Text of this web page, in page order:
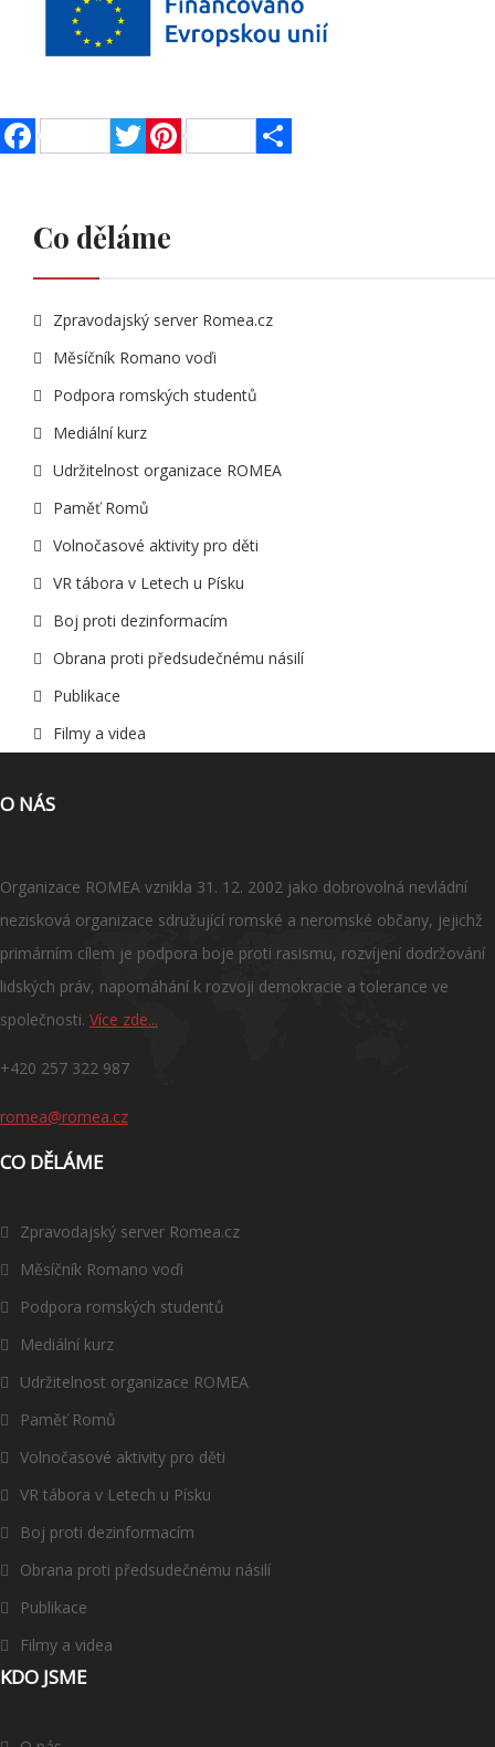
Co děláme
Zpravodajský server Romea.cz
Měsíčník Romano voďi
Podpora romských studentů
Mediální kurz
Udržitelnost organizace ROMEA
Paměť Romů
Volnočasové aktivity pro děti
VR tábora v Letech u Písku
Boj proti dezinformacím
Obrana proti předsudečnému násilí
Publikace
Filmy a videa
O NÁS
Organizace ROMEA vznikla 31. 12. 2002 jako dobrovolná nevládní
nezisková organizace sdružující romské a neromské občany, jejichž
primárním cílem je podpora boje proti rasismu, rozvíjení dodržování
lidských práv, napomáhání k rozvoji demokracie a tolerance ve
společnosti. Více zde...
+420 257 322 987
romea@romea.cz
CO DĚLÁME
Zpravodajský server Romea.cz
Měsíčník Romano voďi
Podpora romských studentů
Mediální kurz
Udržitelnost organizace ROMEA
Paměť Romů
Volnočasové aktivity pro děti
VR tábora v Letech u Písku
Boj proti dezinformacím
Obrana proti předsudečnému násilí
Publikace
Filmy a videa
KDO JSME